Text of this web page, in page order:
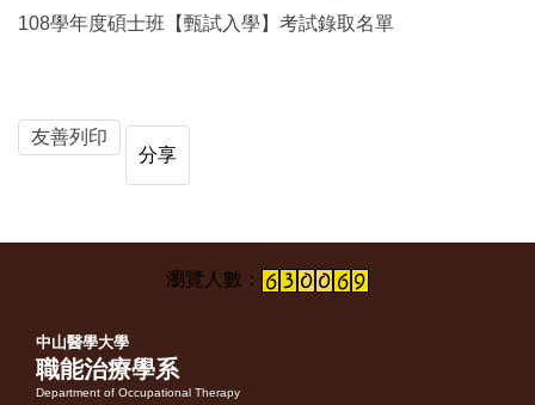
108學年度碩士班【甄試入學】考試錄取名單
友善列印
分享
中山醫學大學
職能治療學系
Department of Occupational Therapy